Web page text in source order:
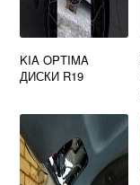
KIA OPTIMA
ДИСКИ R19